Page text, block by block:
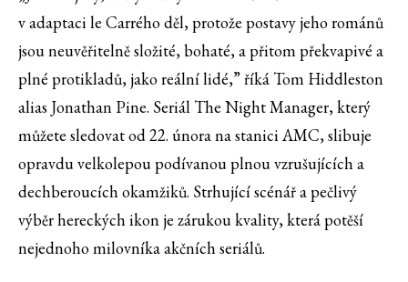
v adaptaci le Carrého děl, protože postavy jeho románů
jsou neuvěřitelně složité, bohaté, a přitom překvapivé a
plné protikladů, jako reální lidé,” říká Tom Hiddleston
alias Jonathan Pine. Seriál The Night Manager, který
můžete sledovat od 22. února na stanici AMC, slibuje
opravdu velkolepou podívanou plnou vzrušujících a
dechberoucích okamžiků. Strhující scénář a pečlivý
výběr hereckých ikon je zárukou kvality, která potěší
nejednoho milovníka akčních seriálů.